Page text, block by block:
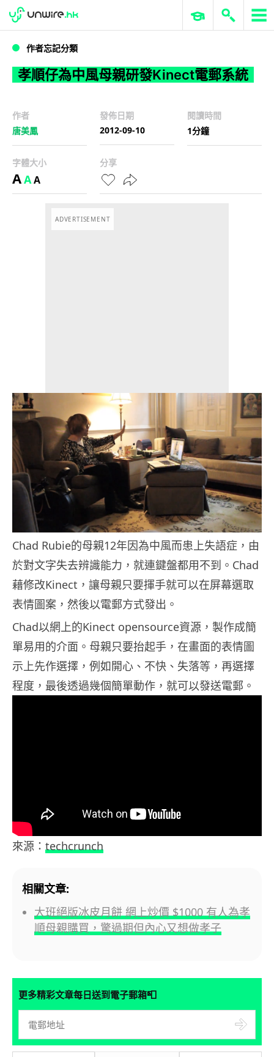
孝順仔為中風母親研發Kinect電郵系統
WWDC 2026 ERP 與商業 AI
作者忘記分類
孝順仔為中風母親研發Kinect電郵系統
作者
唐美鳳
發佈日期
2012-09-10
閱讀時間
1分鐘
字體大小
AAA
分享
ADVERTISEMENT
Chad Rubie的母親12年因為中風而患上失語症，由
於對文字失去辨識能力，就連鍵盤都用不到。Chad
藉修改Kinect，讓母親只要揮手就可以在屏幕選取
表情圖案，然後以電郵方式發出。
Chad以網上的Kinect opensource資源，製作成簡
單易用的介面。母親只要抬起手，在畫面的表情圖
示上先作選擇，例如開心、不快、失落等，再選擇
程度，最後透過幾個簡單動作，就可以發送電郵。
來源： techcrunch
相關文章:
大班絕版冰皮月餅 網上炒價 $1000 有人為孝
順母親購買，驚過期但內心又想做孝子
更多精彩文章每日送到電子郵箱📮